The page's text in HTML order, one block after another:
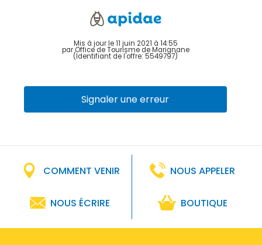
Mis à jour le 11 juin 2021 à 14:55
par Office de Tourisme de Marignane
(Identifiant de l'offre: 5549797)
Signaler une erreur
COMMENT VENIR NOUS APPELER
NOUS ÉCRIRE BOUTIQUE